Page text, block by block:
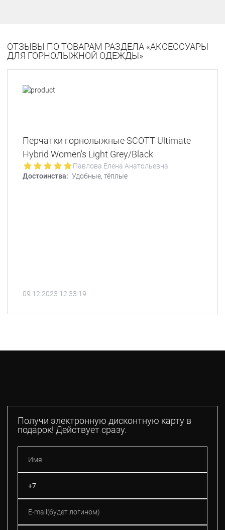
ОТЗЫВЫ ПО ТОВАРАМ РАЗДЕЛА «АКСЕССУАРЫ
ДЛЯ ГОРНОЛЫЖНОЙ ОДЕЖДЫ»
Перчатки горнолыжные SCOTT Ultimate
Hybrid Women's Light Grey/Black
Павлова Елена Анатольевна
Достоинства: Удобные, тёплые
09.12.2023 12:33:19
Получи электронную дисконтную карту в
подарок! Действует сразу.